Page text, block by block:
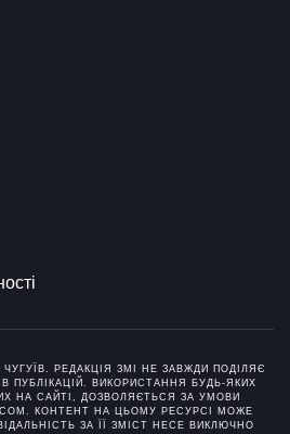
ЧУГУЇВ. РЕДАКЦІЯ ЗМІ НЕ ЗАВЖДИ ПОДІЛЯЄ
ПУБЛІКАЦІЙ. ВИКОРИСТАННЯ БУДЬ-ЯКИХ
НА САЙТІ, ДОЗВОЛЯЄТЬСЯ ЗА УМОВИ
КОНТЕНТ НА ЦЬОМУ РЕСУРСІ МОЖЕ
ЗА ЇЇ ЗМІСТ НЕСЕ ВИКЛЮЧНО